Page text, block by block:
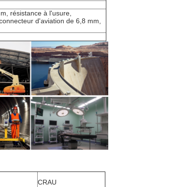
résistance à l'usure,
d'aviation de 6,8 mm,
CRAU